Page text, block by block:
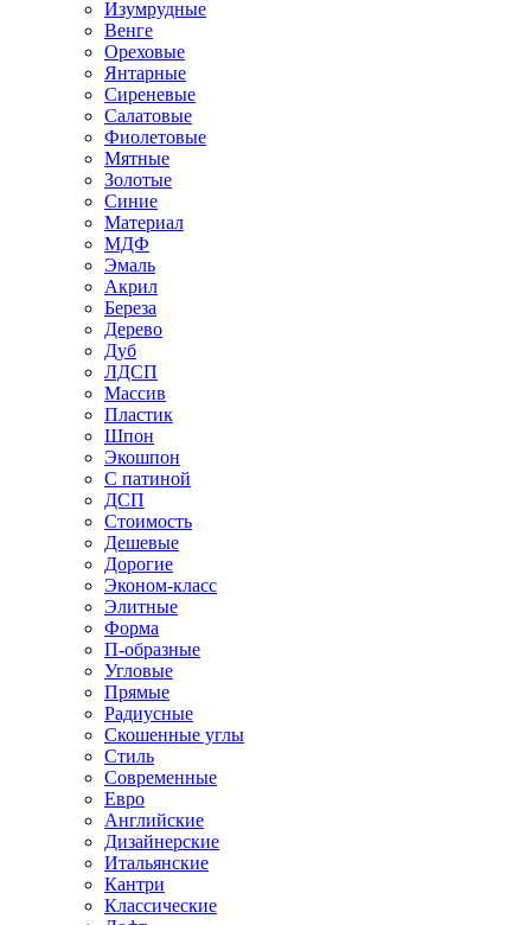
Изумрудные
Венге
Ореховые
Янтарные
Сиреневые
Салатовые
Фиолетовые
Мятные
Золотые
Синие
Материал
МДФ
Эмаль
Акрил
Береза
Дерево
Дуб
ЛДСП
Массив
Пластик
Шпон
Экошпон
С патиной
ДСП
Стоимость
Дешевые
Дорогие
Эконом-класс
Элитные
Форма
П-образные
Угловые
Прямые
Радиусные
Скошенные углы
Стиль
Современные
Евро
Английские
Дизайнерские
Итальянские
Кантри
Классические